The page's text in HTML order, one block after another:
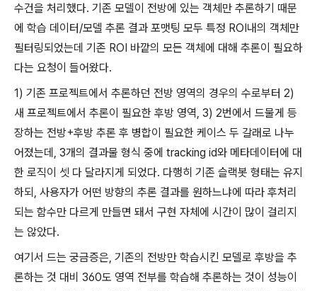
수건을 처리했다. 기존 모델이 전방에 있는 객체만 추론하기 때문
에 학습 데이터/모델 추론 결과 포맷팅 모두 특정 ROI내의 객체만
필터링되었는데 기존 ROI 바깥의 모든 객체에 대해 추론이 필요하
다는 요청이 들어왔다.
1) 기존 프로젝트에서 추론하던 전방 영역의 경우의 수로부터 2)
새 프로젝트에서 추론이 필요한 후방 영역, 3) 2번에서 드물게 등
장하는 전방+후방 추론 후 병합이 필요한 케이스 두 갈래로 나누
어졌는데, 3개의 결과물 형식 중에 tracking id와 메타데이터에 대
한 로직이 셋 다 달라지게 되었다. 다행히 기존 슬랙봇 형태는 유지
하되, 사용자가 어떤 방향의 추론 결과를 원하느냐에 따라 후처리
되는 함수만 다르게 만들면 돼서 구현 자체에 시간이 많이 걸리지
는 않았다.
여기서 드는 궁금증은, 기존의 전방만 학습시킨 모델로 후방을 추
론하는 것 대비 360도 영역 전부를 학습해 추론하는 것이 성능이